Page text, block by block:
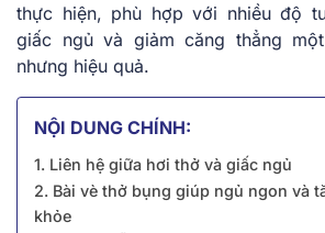
thực hiện, phù hợp với nhiều độ
giấc ngủ và giảm căng thẳng
nhưng hiệu quả.
NỘI DUNG CHÍNH:
1. Liên hệ giữa hơi thở và giấc ngủ
2. Bài vè thở bụng giúp ngủ ngon và
khỏe